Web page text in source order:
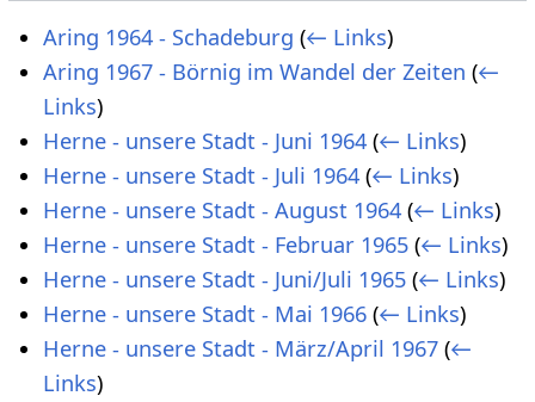
Aring 1964 - Schadeburg (← Links)
Aring 1967 - Börnig im Wandel der Zeiten (←
Links)
Herne - unsere Stadt - Juni 1964 (← Links)
Herne - unsere Stadt - Juli 1964 (← Links)
Herne - unsere Stadt - August 1964 (← Links)
Herne - unsere Stadt - Februar 1965 (← Links)
Herne - unsere Stadt - Juni/Juli 1965 (← Links)
Herne - unsere Stadt - Mai 1966 (← Links)
Herne - unsere Stadt - März/April 1967 (←
Links)